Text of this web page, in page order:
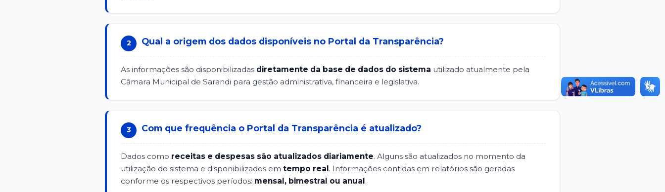
2 Qual a origem dos dados disponíveis no Portal da Transparência?
As informações são disponibilizadas diretamente da base de dados do sistema utilizado atualmente pela
Câmara Municipal de Sarandi para gestão administrativa, financeira e legislativa.
3 Com que frequência o Portal da Transparência é atualizado?
Dados como receitas e despesas são atualizados diariamente. Alguns são atualizados no momento da
utilização do sistema e disponibilizados em tempo real. Informações contidas em relatórios são geradas
conforme os respectivos períodos: mensal, bimestral ou anual.